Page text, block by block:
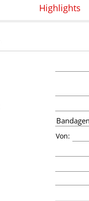
Highlights
Von: